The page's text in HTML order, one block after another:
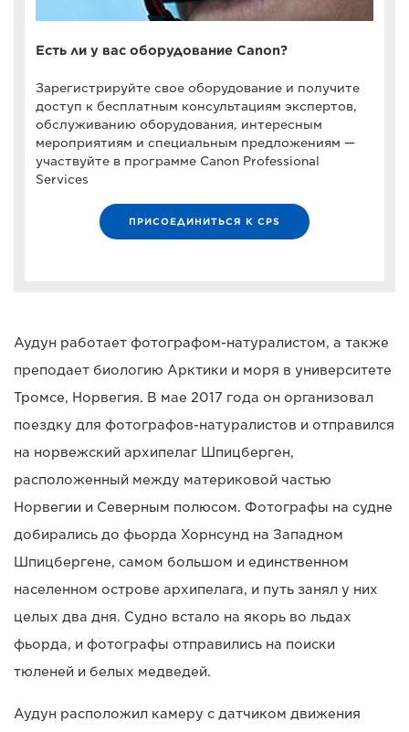
Есть ли у вас оборудование Canon?
Зарегистрируйте свое оборудование и получите
доступ к бесплатным консультациям экспертов,
обслуживанию оборудования, интересным
мероприятиям и специальным предложениям —
участвуйте в программе Canon Professional
Services
ПРИСОЕДИНИТЬСЯ К CPS
Аудун работает фотографом-натуралистом, а также
преподает биологию Арктики и моря в университете
Тромсе, Норвегия. В мае 2017 года он организовал
поездку для фотографов-натуралистов и отправился
на норвежский архипелаг Шпицберген,
расположенный между материковой частью
Норвегии и Северным полюсом. Фотографы на судне
добирались до фьорда Хорнсунд на Западном
Шпицбергене, самом большом и единственном
населенном острове архипелага, и путь занял у них
целых два дня. Судно встало на якорь во льдах
фьорда, и фотографы отправились на поиски
тюленей и белых медведей.
Аудун расположил камеру с датчиком движения